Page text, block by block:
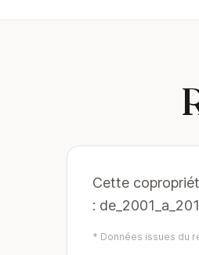
Cette
:
* Données issues du